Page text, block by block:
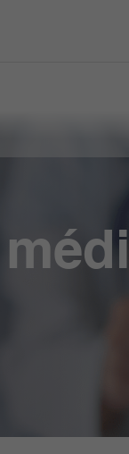
la entidad
Hospitalización
Infectología
Laboratorio